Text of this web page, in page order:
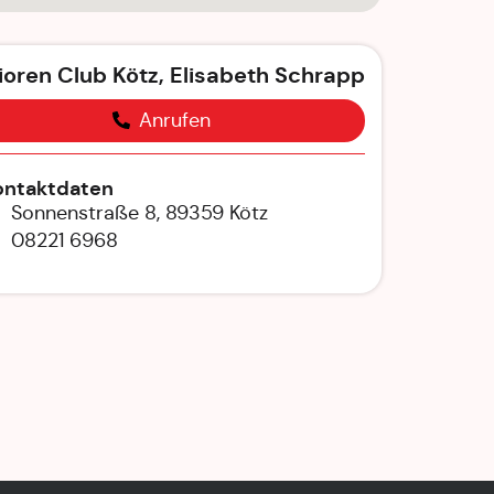
Club Kötz, Elisabeth Schrapp
Anrufen
Sonnenstraße 8, 89359 Kötz
08221 6968